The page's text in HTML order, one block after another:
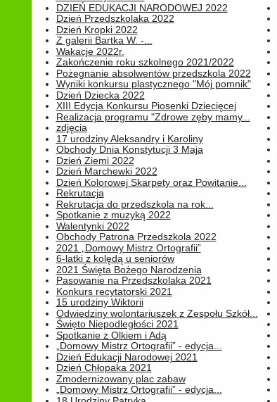
DZIEŃ EDUKACJI NARODOWEJ 2022
Dzień Przedszkolaka 2022
Dzień Kropki 2022
Z galerii Bartka W. -...
Wakacje 2022r.
Zakończenie roku szkolnego 2021/2022
Pożegnanie absolwentów przedszkola 2022
Wyniki konkursu plastycznego "Mój pomnik"
Dzień Dziecka 2022
XIII Edycja Konkursu Piosenki Dziecięcej
Realizacja programu "Zdrowe zęby mamy...
zdjęcia
17 urodziny Aleksandry i Karoliny
Obchody Dnia Konstytucji 3 Maja
Dzień Ziemi 2022
Dzień Marchewki 2022
Dzień Kolorowej Skarpety oraz Powitanie...
Rekrutacja
Rekrutacja do przedszkola na rok...
Spotkanie z muzyką 2022
Walentynki 2022
Obchody Patrona Przedszkola 2022
2021 „Domowy Mistrz Ortografii”
6-latki z kolędą u seniorów
2021 Święta Bożego Narodzenia
Pasowanie na Przedszkolaka 2021
Konkurs recytatorski 2021
15 urodziny Wiktorii
Odwiedziny wolontariuszek z Zespołu Szkół...
Święto Niepodległości 2021
Spotkanie z Olkiem i Adą
„Domowy Mistrz Ortografii” - edycja...
Dzień Edukacji Narodowej 2021
Dzień Chłopaka 2021
Zmodernizowany plac zabaw
„Domowy Mistrz Ortografii” - edycja...